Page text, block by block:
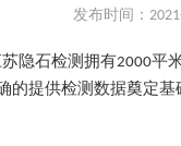
发布时间：
隐石检测拥有2000
的提供检测数据奠定